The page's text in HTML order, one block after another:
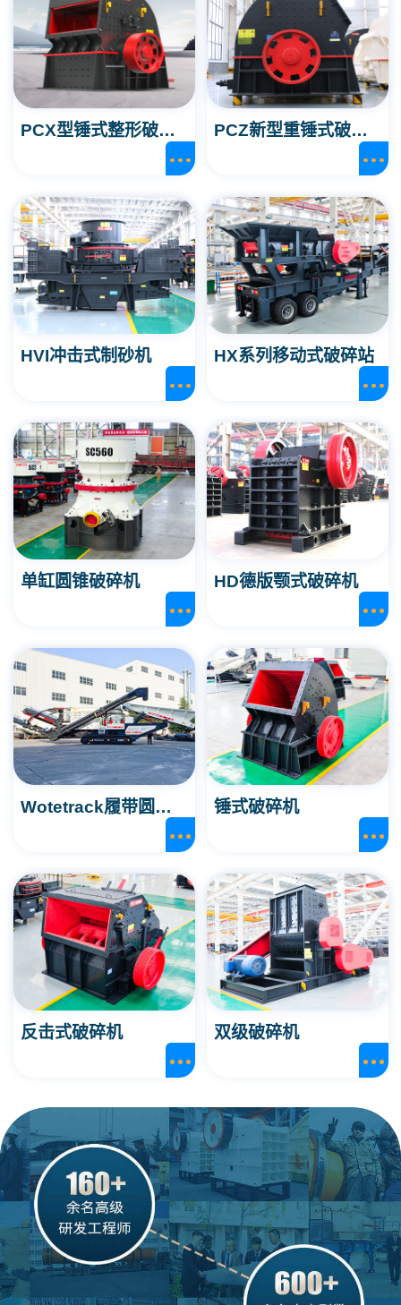
PCX型锤式整形破碎机 PCZ新型重锤式破碎机
HVI冲击式制砂机 HX系列移动式破碎站
单缸圆锥破碎机 HD德版颚式破碎机
Wotetrack履带圆锥破碎站 锤式破碎机
反击式破碎机 双级破碎机